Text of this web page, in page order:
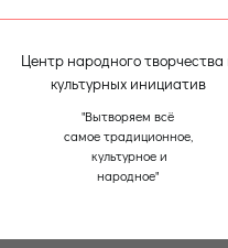
Центр народного творчества
культурных инициатив
"Вытворяем всё
самое традиционное,
культурное и
народное"